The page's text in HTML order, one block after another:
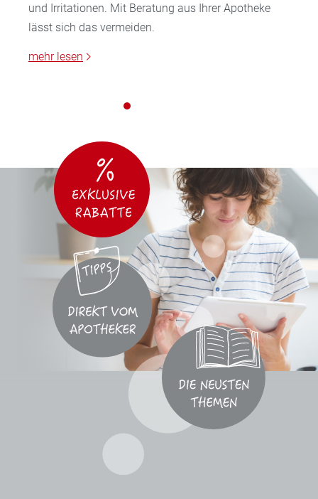
und Irritationen. Mit Beratung aus Ihrer Apotheke
lässt sich das vermeiden.
mehr lesen